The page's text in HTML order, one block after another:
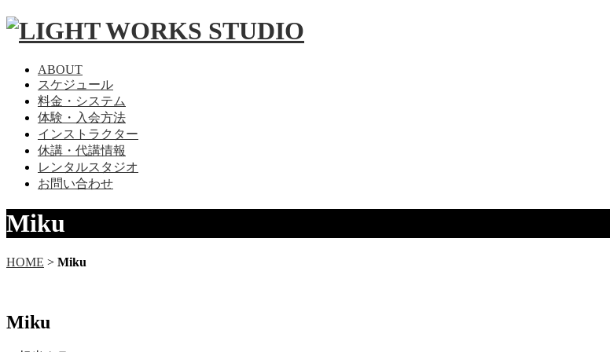
ABOUT
スケジュール
料金・システム
体験・入会方法
インストラクター
休講・代講情報
レンタルスタジオ
お問い合わせ
Miku
HOME > Miku
Miku